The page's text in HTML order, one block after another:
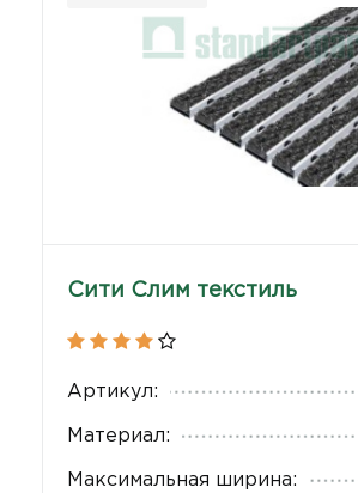
Сити Слим текстиль
Артикул:
Материал:
Максимальная ширина: